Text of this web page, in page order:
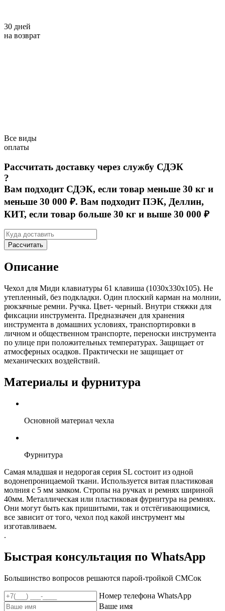
30 дней
на возврат
Все виды
оплаты
Рассчитать доставку через службу СДЭК
?
Вам подходит СДЭК, если товар меньше 30 кг и
меньше 30 000 ₽. Вам подходит ПЭК, Деллин,
КИТ, если товар больше 30 кг и выше 30 000 ₽
Рассчитать
Описание
Чехол для Миди клавиатуры 61 клавиша (1030x330x105). Не
утепленный, без подкладки. Один плоский карман на молнии,
рюкзачные ремни. Ручка. Цвет- черный. Внутри стяжки для
фиксации инструмента. Предназначен для хранения
инструмента в домашних условиях, транспортировки в
личном и общественном транспорте, переноски инструмента
по улице при положительных температурах. Защищает от
атмосферных осадков. Практически не защищает от
механических воздействий.
Материалы и фурнитура
Основной материал чехла
Фурнитура
Самая младшая и недорогая серия SL состоит из одной
водонепроницаемой ткани. Используется витая пластиковая
молния с 5 мм замком. Стропы на ручках и ремнях шириной
40мм. Металлическая или пластиковая фурнитура на ремнях.
Они могут быть как пришитыми, так и отстёгивающимися,
все зависит от того, чехол под какой инструмент мы
изготавливаем.
.
Быстрая консультация по WhatsApp
Большинство вопросов решаются парой-тройкой СМСок
Номер телефона WhatsApp
Ваше имя